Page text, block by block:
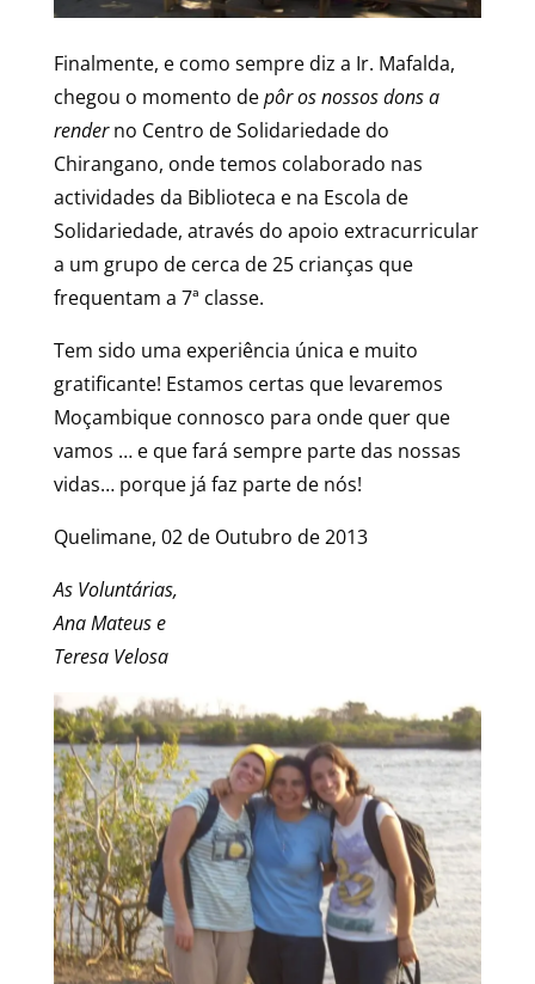
Finalmente, e como sempre diz a Ir. Mafalda,
chegou o momento depôr os nossos dons a
renderno Centro de Solidariedade do
Chirangano, onde temos colaborado nas
actividades da Biblioteca e na Escola de
Solidariedade, através do apoio extracurricular
a um grupo de cerca de 25 crianças que
frequentam a 7ª classe.
Tem sido uma experiência única e muito
gratificante! Estamos certas que levaremos
Moçambique connosco para onde quer que
vamos … e que fará sempre parte das nossas
vidas… porque já faz parte de nós!
Quelimane, 02 de Outubro de 2013
As Voluntárias,
Ana Mateus e
Teresa Velosa